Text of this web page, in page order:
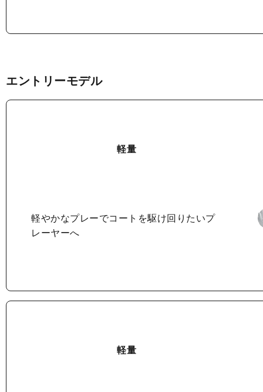
エントリーモデル
軽量
軽やかなプレーでコートを駆け回りたいプ
レーヤーへ
軽量